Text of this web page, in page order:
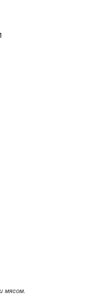
мясом.